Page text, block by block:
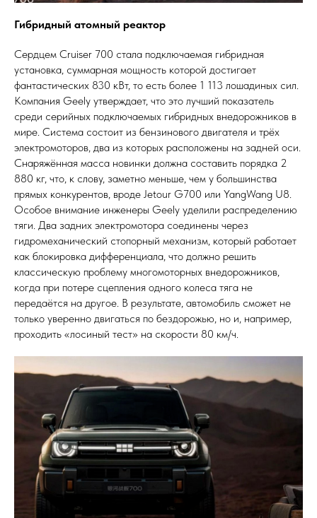
Гибридный атомный реактор
Сердцем Cruiser 700 стала подключаемая гибридная
установка, суммарная мощность которой достигает
фантастических 830 кВт, то есть более 1 113 лошадиных сил.
Компания Geely утверждает, что это лучший показатель
среди серийных подключаемых гибридных внедорожников в
мире. Система состоит из бензинового двигателя и трёх
электромоторов, два из которых расположены на задней оси.
Снаряжённая масса новинки должна составить порядка 2
880 кг, что, к слову, заметно меньше, чем у большинства
прямых конкурентов, вроде Jetour G700 или YangWang U8.
Особое внимание инженеры Geely уделили распределению
тяги. Два задних электромотора соединены через
гидромеханический стопорный механизм, который работает
как блокировка дифференциала, что должно решить
классическую проблему многомоторных внедорожников,
когда при потере сцепления одного колеса тяга не
передаётся на другое. В результате, автомобиль сможет не
только уверенно двигаться по бездорожью, но и, например,
проходить «лосиный тест» на скорости 80 км/ч.